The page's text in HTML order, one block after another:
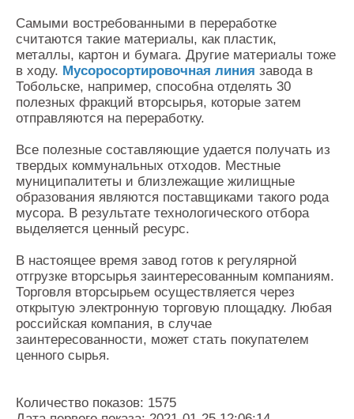
Самыми востребованными в переработке
считаются такие материалы, как пластик,
металлы, картон и бумага. Другие материалы тоже
в ходу. Мусоросортировочная линия завода в
Тобольске, например, способна отделять 30
полезных фракций вторсырья, которые затем
отправляются на переработку.
Все полезные составляющие удается получать из
твердых коммунальных отходов. Местные
муниципалитеты и близлежащие жилищные
образования являются поставщиками такого рода
мусора. В результате технологического отбора
выделяется ценный ресурс.
В настоящее время завод готов к регулярной
отгрузке вторсырья заинтересованным компаниям.
Торговля вторсырьем осуществляется через
открытую электронную торговую площадку. Любая
российская компания, в случае
заинтересованности, может стать покупателем
ценного сырья.
Количество показов: 1575